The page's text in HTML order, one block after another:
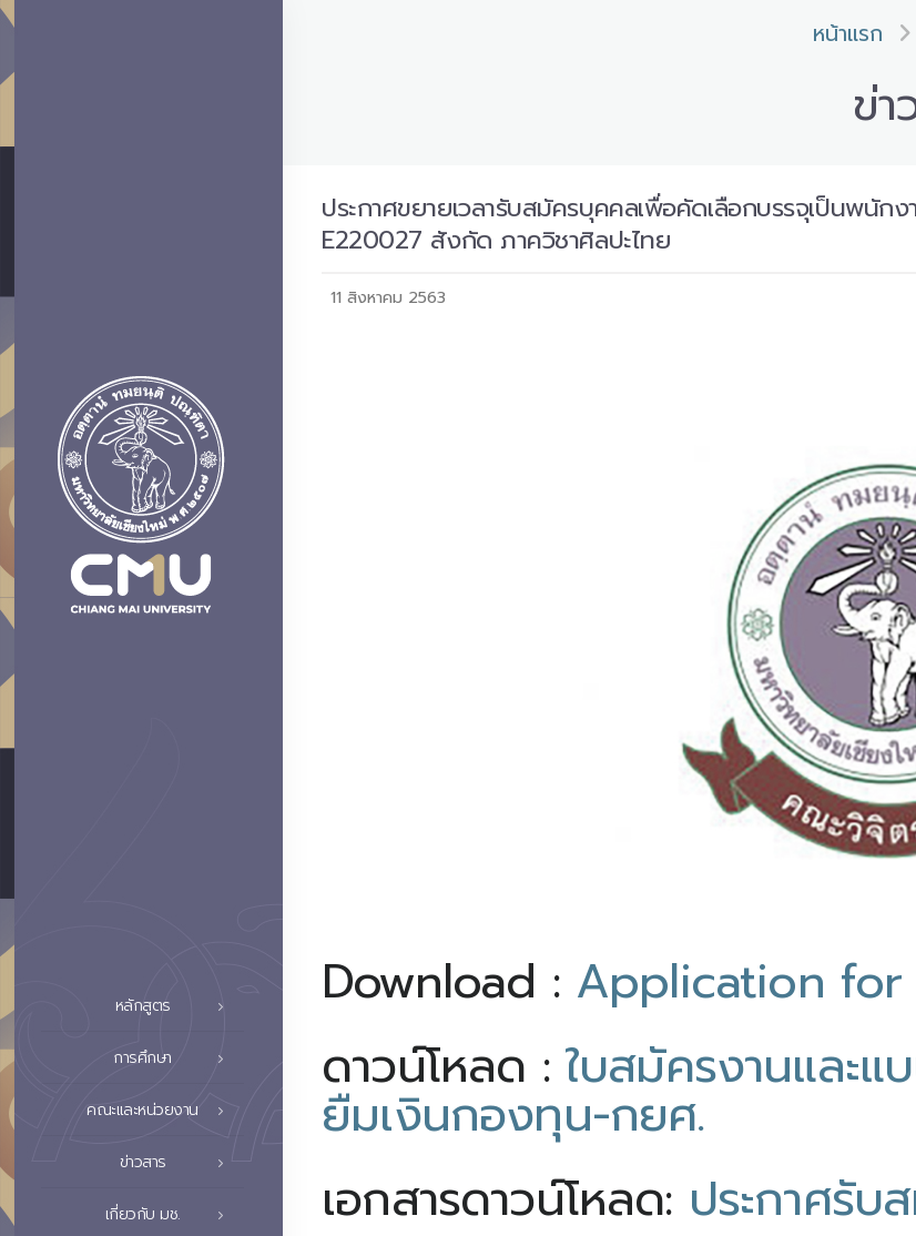
หลักสูตร
การศึกษา
คณะและหน่วยงาน
ข่าวสาร
เกี่ยวกับ มช.
หน้าแรก
ข่า
ประกาศขยายเวลารับสมัครบุคคลเพื่อคัดเลือกบรรจุเป็นพนัก
E220027 สังกัด ภาควิชาศิลปะไทย
11 สิงหาคม 2563
Download : Application for
ดาวน์โหลด : ใบสมัครงานและ
ยืมเงินกองทุน-กยศ.
เอกสารดาวน์โหลด: ประกาศรับ